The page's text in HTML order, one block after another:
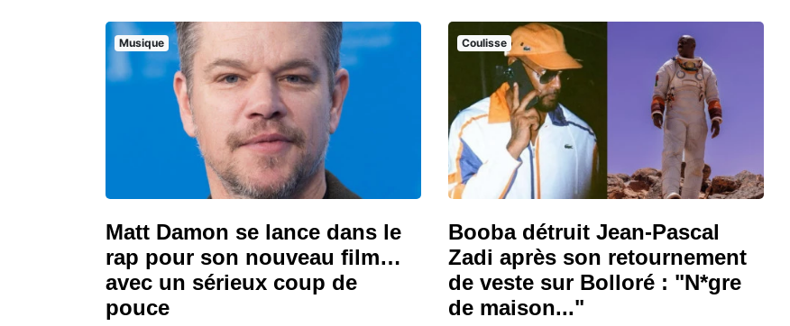
Musique
Matt Damon se lance dans le
rap pour son nouveau film…
avec un sérieux coup de
pouce
Coulisse
Booba détruit Jean-Pascal
Zadi après son retournement
de veste sur Bolloré : "N*gre
de maison..."